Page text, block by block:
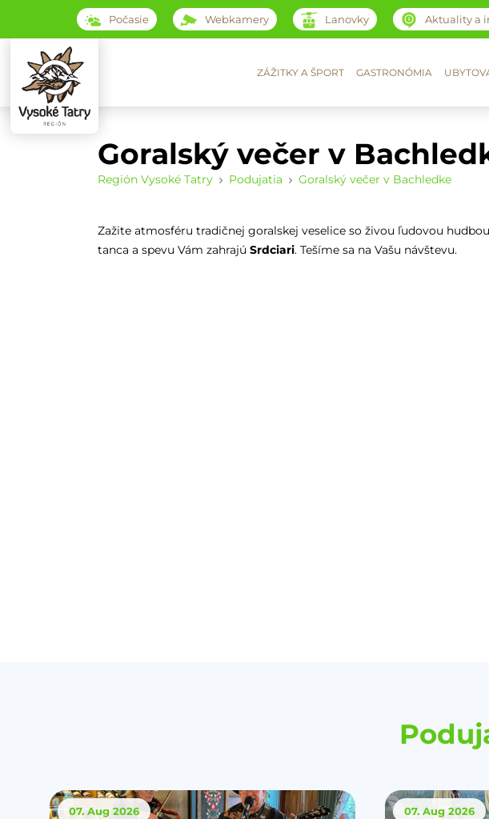
Počasie Webkamery Lanovky Aktuality a
ZÁŽITKY A ŠPORT GASTRONÓMIA
Goralský večer v
Región Vysoké Tatry Podujatia Goralský večer v Bachledke
Zažite atmosféru tradičnej goralskej veselice so živou ľudovou
tanca a spevu Vám zahrajúSrdciari. Tešíme sa na Vašu návštevu.
07. Aug 2026 07. Aug2026